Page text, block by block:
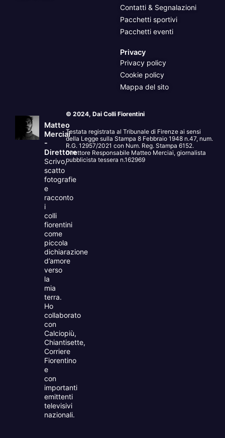
Contatti & Segnalazioni
Pacchetti sportivi
Pacchetti eventi
Privacy
Privacy policy
Cookie policy
Mappa del sito
Matteo
Merciai
-
Direttore
Scrivo,
scatto
fotografie
e
racconto
i
colli
fiorentini
come
piccola
dichiarazione
d’amore
verso
la
mia
terra.
Ho
collaborato
con
Calciopiù,
Chiantisette,
Corriere
Fiorentino
e
con
importanti
emittenti
televisivi
nazionali.
© 2024, Dai Colli Fiorentini
Testata registrata al Tribunale di Firenze ai sensi
della Legge sulla Stampa 8 Febbraio 1948 n.47, num.
R.G. 12957/2021 con Num. Reg. Stampa 6152.
Direttore Responsabile Matteo Merciai, giornalista
pubblicista tessera n.162969